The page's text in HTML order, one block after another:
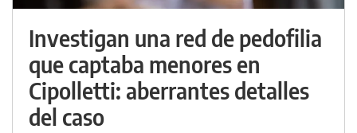
Investigan una red de pedofilia
que captaba menores en
Cipolletti: aberrantes detalles
del caso